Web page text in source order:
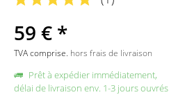
59 € *
TVA comprise. hors frais de livraison
Prêt à expédier immédiatement,
délai de livraison env. 1-3 jours ouvrés